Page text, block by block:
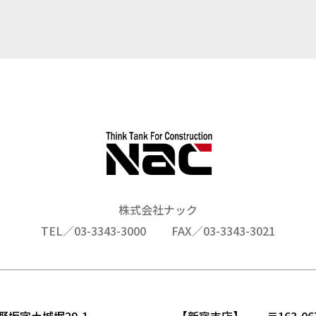
株式会社ナック
TEL／03-3343-3000
FAX／03-3343-3021